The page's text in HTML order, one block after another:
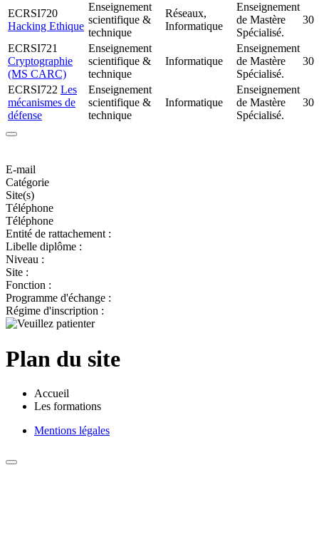
ECRSI720
Hacking Ethique
Enseignement
scientifique &
technique
Réseaux,
Informatique
Enseignement
de Mastère
Spécialisé.
30
ECRSI721
Cryptographie
(MS CARC)
Enseignement
scientifique &
technique
Informatique
Enseignement
de Mastère
Spécialisé.
30
ECRSI722 Les
mécanismes de
défense
Enseignement
scientifique &
technique
Informatique
Enseignement
de Mastère
Spécialisé.
30
E-mail
Catégorie
Site(s)
Téléphone
Téléphone
Entité de rattachement :
Libelle diplôme :
Niveau :
Site :
Fonction :
Programme d'échange :
Régime d'inscription :
Plan du site
Accueil
Les formations
Mentions légales